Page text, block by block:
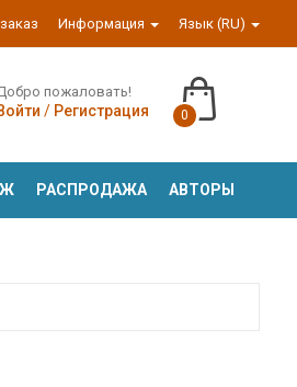
Информация Язык (RU)
пожаловать!
/ Регистрация 0
РАСПРОДАЖА АВТОРЫ